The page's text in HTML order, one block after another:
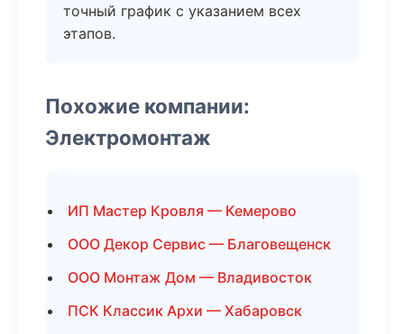
точный график с указанием всех
этапов.
Похожие компании:
Электромонтаж
ИП Мастер Кровля — Кемерово
ООО Декор Сервис — Благовещенск
ООО Монтаж Дом — Владивосток
ПСК Классик Архи — Хабаровск